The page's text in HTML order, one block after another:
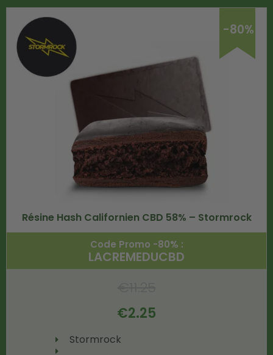
-80%
Résine Hash Californien CBD 58% – Stormrock
Code Promo -80% :
LACREMEDUCBD
€2.25
Stormrock